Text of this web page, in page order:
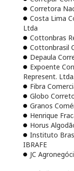
Corretora
Costa Lima
Ltda
Cottonbras
Cottonbrasil
Depaula
Expoente
Represent. Ltda.
Fibra
Globo
Granos
Henrique
Horus
Instituto
IBRAFE
JC